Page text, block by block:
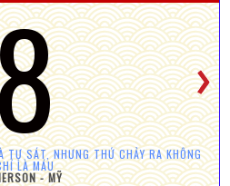
TỰ SÁT, NHƯNG THỨ CHẢY RA KHÔNG
LÀ MÁU
- MỸ